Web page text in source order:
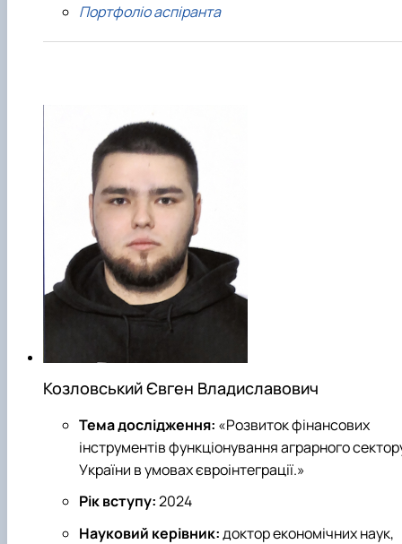
Портфоліо аспіранта
Козловський Євген Владиславович
Тема дослідження: «Розвиток фінансових
інструментів функціонування аграрного
України в умовах євроінтеграції.»
Рік вступу:2024
Науковий керівник:доктор економічних наук,